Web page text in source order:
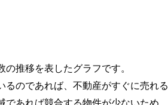
推移を表したグラフです。
るのであれば、不動産がすぐに売れ